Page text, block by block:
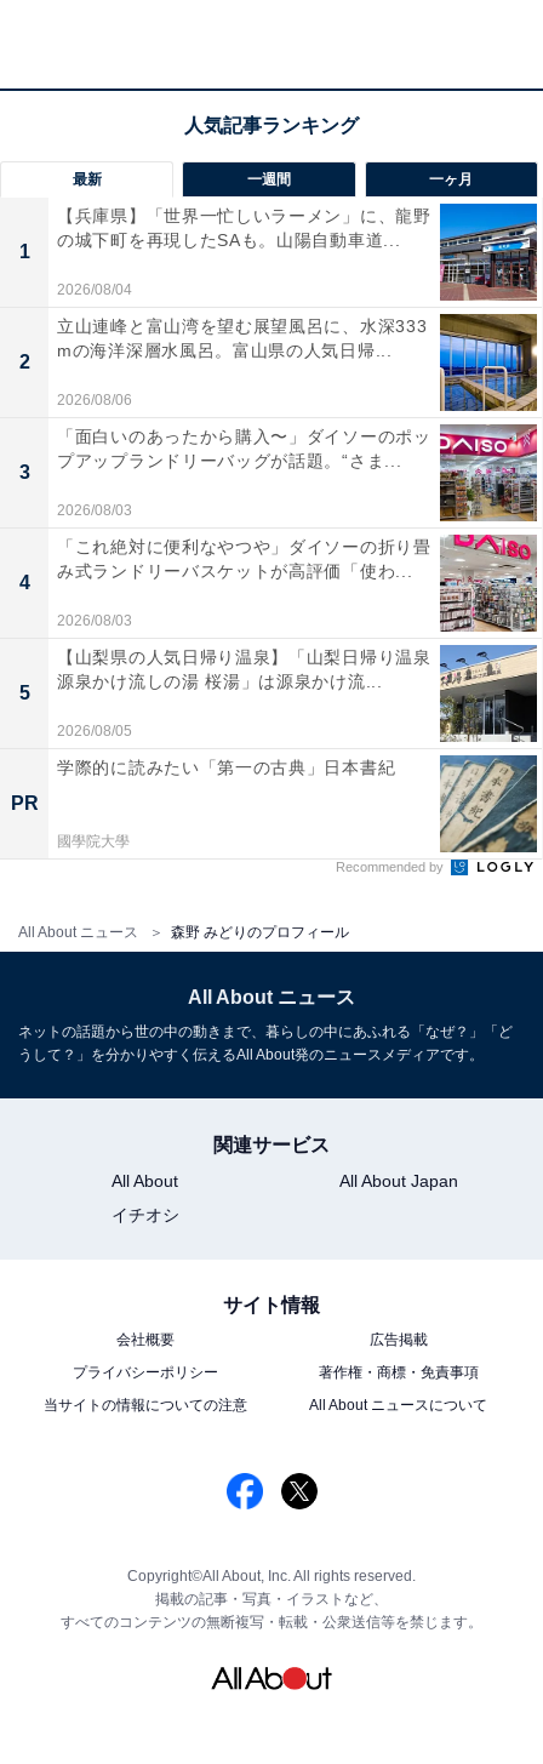
All About ニュース 森野 みどりのプロフィール
最新 一週間 一ヶ月
1
【兵庫県】「世界一忙しいラーメン」に、龍野
の城下町を再現したSAも。山陽自動車道...
2026/08/04
2
立山連峰と富山湾を望む展望風呂に、水深333
mの海洋深層水風呂。富山県の人気日帰...
2026/08/06
3
「面白いのあったから購入〜」ダイソーのポッ
プアップランドリーバッグが話題。“さま...
2026/08/03
4
「これ絶対に便利なやつや」ダイソーの折り畳
み式ランドリーバスケットが高評価「使わ...
2026/08/03
5
【山梨県の人気日帰り温泉】「山梨日帰り温泉
源泉かけ流しの湯 桜湯」は源泉かけ流...
2026/08/05
PR
学際的に読みたい「第一の古典」日本書紀
國學院大學
Recommended by
All About ニュース
ネットの話題から世の中の動きまで、暮らしの中にあふれる「なぜ？」「ど
うして？」を分かりやすく伝えるAll About発のニュースメディアです。
関連サービス
All About
All About Japan
イチオシ
サイト情報
会社概要
広告掲載
プライバシーポリシー
著作権・商標・免責事項
当サイトの情報についての注意
All About ニュースについて
Copyright©All About, Inc. All rights reserved.
掲載の記事・写真・イラストなど、
すべてのコンテンツの無断複写・転載・公衆送信等を禁じます。